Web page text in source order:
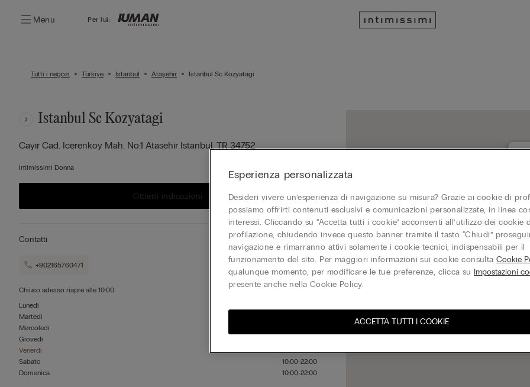
Menu Per lui:
Tutti i negozi Türkiye Istanbul Ataşehir Istanbul Sc Kozyatagi
Istanbul Sc Kozyatagi
Cayir Cad. Icerenkoy Mah. No:1 Atasehir Istanbul, TR 34752
Intimissimi Donna
Ottieni indicazioni
Contatti
+902165760471
Chiuso adesso riapre alle 10:00
Lunedì
Martedì
Mercoledì
Giovedì
Venerdì
10:00-22:00
Sabato
10:00-22:00
Domenica
10:00-22:00
Esperienza personalizzata
Desideri vivere un’esperienza di navigazione su misura? Grazie ai cookie di
possiamo offrirti contenuti esclusivi e comunicazioni personalizzate, in linea
interessi. Cliccando su “Accetta tutti i cookie” acconsenti all’utilizzo dei cookie
profilazione, chiudendo invece questo banner tramite il tasto “Chiudi”
navigazione e rimarranno attivi solamente i cookie tecnici, indispensabili per il
funzionamento del sito. Per maggiori informazioni sui cookie consultaCookie
qualunque momento, per modificare le tue preferenze, clicca su Impostazioni
presente anche nella Cookie Policy.
ACCETTA TUTTI I COOKIE